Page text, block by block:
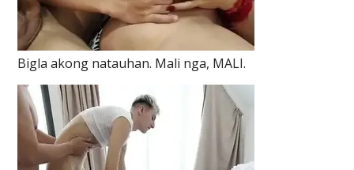
Bigla akong natauhan. Mali nga, MALI.